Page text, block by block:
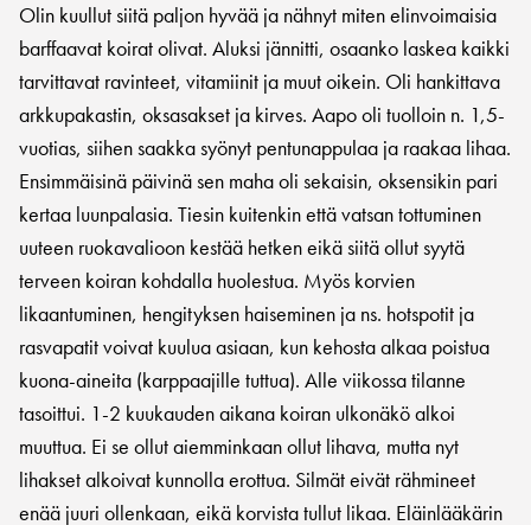
Olin kuullut siitä paljon hyvää ja nähnyt miten elinvoimaisia
barffaavat koirat olivat. Aluksi jännitti, osaanko laskea kaikki
tarvittavat ravinteet, vitamiinit ja muut oikein. Oli hankittava
arkkupakastin, oksasakset ja kirves. Aapo oli tuolloin n. 1,5-
vuotias, siihen saakka syönyt pentunappulaa ja raakaa lihaa.
Ensimmäisinä päivinä sen maha oli sekaisin, oksensikin pari
kertaa luunpalasia. Tiesin kuitenkin että vatsan tottuminen
uuteen ruokavalioon kestää hetken eikä siitä ollut syytä
terveen koiran kohdalla huolestua. Myös korvien
likaantuminen, hengityksen haiseminen ja ns. hotspotit ja
rasvapatit voivat kuulua asiaan, kun kehosta alkaa poistua
kuona-aineita (karppaajille tuttua). Alle viikossa tilanne
tasoittui. 1-2 kuukauden aikana koiran ulkonäkö alkoi
muuttua. Ei se ollut aiemminkaan ollut lihava, mutta nyt
lihakset alkoivat kunnolla erottua. Silmät eivät rähmineet
enää juuri ollenkaan, eikä korvista tullut likaa. Eläinlääkärin